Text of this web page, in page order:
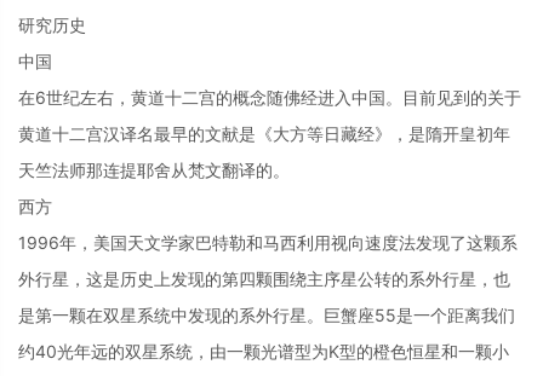
研究历史
中国
在6世纪左右，黄道十二宫的概念随佛经进入中国。目前见到的关于
黄道十二宫汉译名最早的文献是《大方等日藏经》，是隋开皇初年
天竺法师那连提耶舍从梵文翻译的。
西方
1996年，美国天文学家巴特勒和马西利用视向速度法发现了这颗系
外行星，这是历史上发现的第四颗围绕主序星公转的系外行星，也
是第一颗在双星系统中发现的系外行星。巨蟹座55是一个距离我们
约40光年远的双星系统，由一颗光谱型为K型的橙色恒星和一颗小